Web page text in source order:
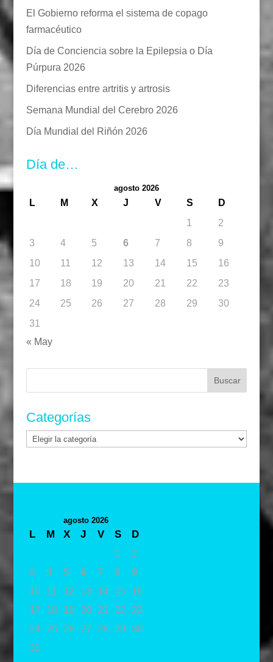
El Gobierno reforma el sistema de copago
farmacéutico
Día de Conciencia sobre la Epilepsia o Día
Púrpura 2026
Diferencias entre artritis y artrosis
Semana Mundial del Cerebro 2026
Día Mundial del Riñón 2026
Día de…
agosto 2026
L M X J V S
D
1
2
3
4 5 6 7 8
9
10
11 12 13 14 15
16
17
18 19 20 21 22
23
24
25 26 27 28 29
30
31
« May
Buscar:
Categorías
Categorías
agosto 2026
L M X J V S
D
1
2
3
4 5 6 7 8
9
10
11 12 13 14 15
16
17
18 19 20 21 22
23
24
25 26 27 28 29 30
31